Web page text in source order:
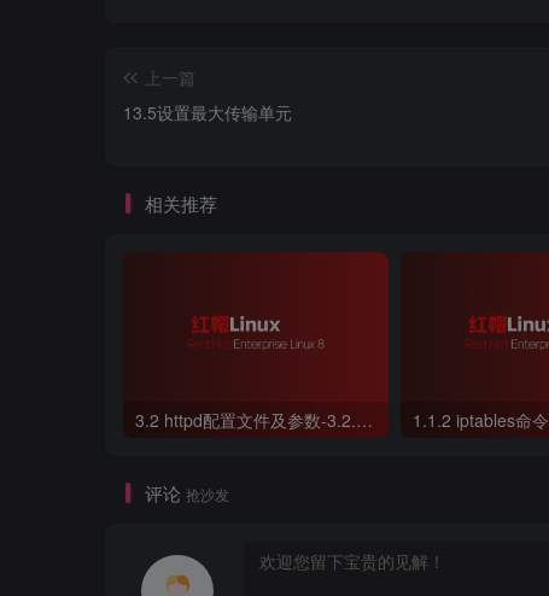
上一篇
13.5设置最大传输单元
相关推荐
3.2 httpd配置文件及参数-3.2.2 SELinux 安全系统 1.1.2 iptables命令
评论 抢沙发